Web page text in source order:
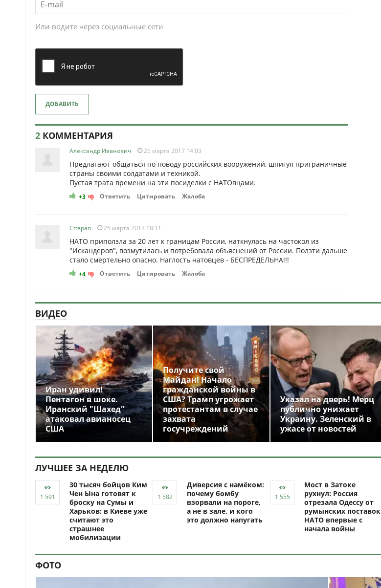
Или водите через социальные сети
ДОБАВИТЬ
2 КОММЕНТАРИЯ
Александр Иванович 25 марта 2017 14:03
Предлагают общаться по поводу российских вооружений, шпигуя приграничные
страны своими солдатами и техникой.
Пустая трата времени на эти посиделки с НАТОвцами.
+3 Ответить Цитировать Жалоба
Cttepan 25 марта 2017 18:11
НАТО приползла за 20 лет к границам России, наткнулась на частокол из
"Искандеров", возмутилась и потребовала объяснений от России. Ползти дальше
стало смертельно опасно. Наглость натовцев - БЕСПРЕДЕЛЬНА!!!
+4 Ответить Цитировать Жалоба
ВИДЕО
Иран удивил!
Пентагон в шоке.
Иранский "Шахед"
атаковал авианосец
США
Получите свой
Майдан! Начало
гражданской войны в
США? Трамп угрожает
протестантам в случае
захвата
госучреждений
Указал на дверь! Мерц
публично унижает
Украину. Зеленский в
ужасе от новостей
ЛУЧШЕЕ ЗА НЕДЕЛЮ
30 тысяч бойцов Ким
Чен Ына готовят к
броску на Сумы и
Харьков: в Киеве уже
считают это
страшнее
мобилизации
Диверсия с намёком:
почему бомбу
взорвали на пороге,
а не в зале, и кого
это должно напугать
Мост в Затоке
рухнул: Россия
отрезала Одессу от
румынских поставок
НАТО впервые с
начала войны
ФОТО